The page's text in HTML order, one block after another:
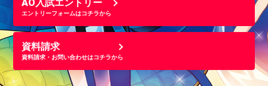
AO入試エントリー
エントリーフォームはコチラから
資料請求
資料請求・お問い合わせはコチラから